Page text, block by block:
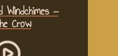
Windchimes —
Crow